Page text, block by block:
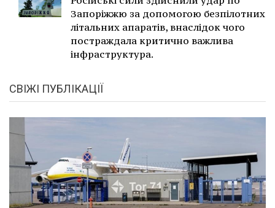
Запоріжжю за допомогою безпілотних
літальних апаратів, внаслідок чого
постраждала критично важлива
інфраструктура.
СВІЖІ ПУБЛІКАЦІЇ